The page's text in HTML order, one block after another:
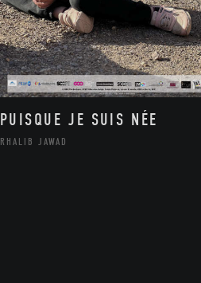
PUISQUE JE SUIS NÉE
RHALIB JAWAD